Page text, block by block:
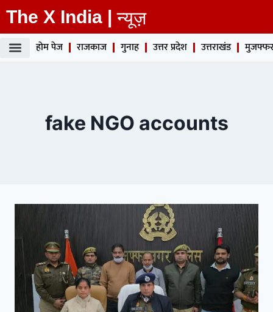
The X India | न्यूज़
होम पेज राजकाज गुनाह उत्तर प्रदेश उत्तराखंड
fake NGO accounts